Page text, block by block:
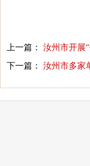
上一篇： 汝州市开展
下一篇： 汝州市多家